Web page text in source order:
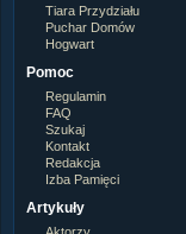
Tiara Przydziału
Puchar Domów
Hogwart
Pomoc
Regulamin
FAQ
Szukaj
Kontakt
Redakcja
Izba Pamięci
Artykuły